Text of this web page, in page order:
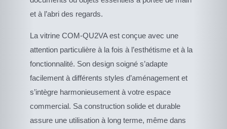
et à l’abri des regards.
La vitrine COM-QU2VA est conçue avec une
attention particulière à la fois à l’esthétisme et à la
fonctionnalité. Son design soigné s’adapte
facilement à différents styles d’aménagement et
s’intègre harmonieusement à votre espace
commercial. Sa construction solide et durable
assure une utilisation à long terme, même dans